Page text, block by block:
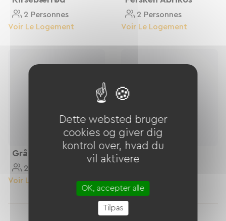
2 Personnes
Voir Le Logement
2 Personnes
Voir Le Logement
Grå Sten
2 Personnes
Voir Le Logement
Voir Le Logement
Dette websted bruger
cookies og giver dig
kontrol over, hvad du
vil aktivere
OK, accepter alle
Tilpas